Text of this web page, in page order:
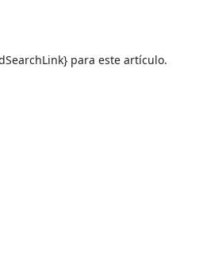
para este artículo.